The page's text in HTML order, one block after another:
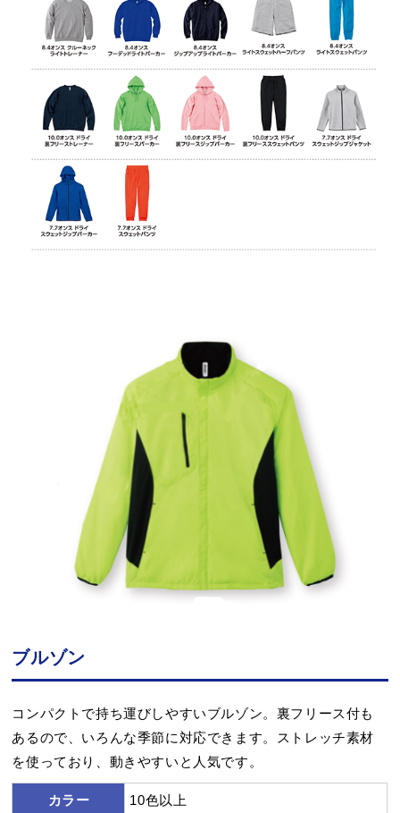
ブルゾン
コンパクトで持ち運びしやすいブルゾン。裏フリース付も
あるので、いろんな季節に対応できます。ストレッチ素材
を使っており、動きやすいと人気です。
カラー 10色以上